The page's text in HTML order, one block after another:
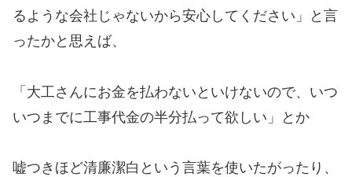
るような会社じゃないから安心してください」と言
ったかと思えば、
「大工さんにお金を払わないといけないので、いつ
いつまでに工事代金の半分払って欲しい」とか
嘘つきほど清廉潔白という言葉を使いたがったり、